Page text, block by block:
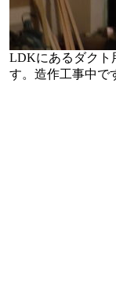
LDKにあるダクト
す。造作工事中で